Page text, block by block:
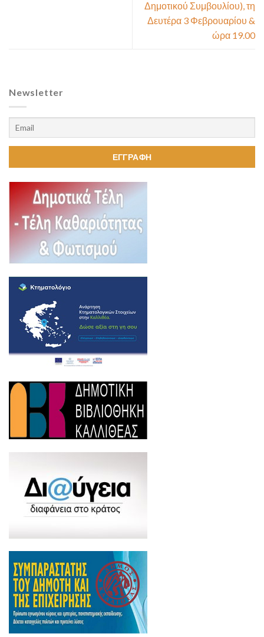
Δημοτικού Συμβουλίου), τη
Δευτέρα 3 Φεβρουαρίου &
ώρα 19.00
Newsletter